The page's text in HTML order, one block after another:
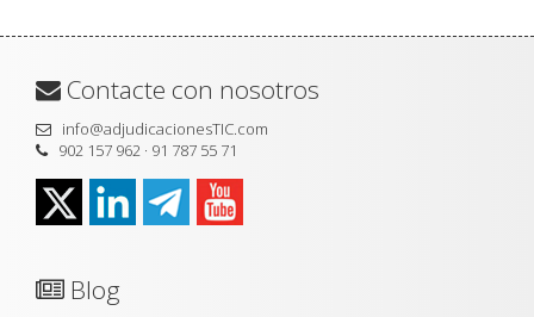
Contacte con nosotros
info@adjudicacionesTIC.com
902 157 962 · 91 787 55 71
Blog